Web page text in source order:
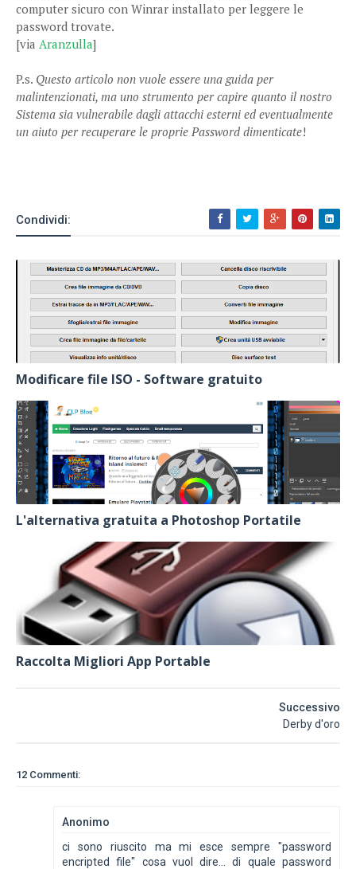
computer sicuro con Winrar installato per leggere le
password trovate.
[via Aranzulla]
P.s. Questo articolo non vuole essere una guida per
malintenzionati, ma uno strumento per capire quanto il nostro
Sistema sia vulnerabile dagli attacchi esterni ed eventualmente
un aiuto per recuperare le proprie Password dimenticate!
Condividi:
Modificare file ISO - Software gratuito
L'alternativa gratuita a Photoshop Portatile
Raccolta Migliori App Portable
Successivo
Derby d'oro
12 Commenti:
Anonimo
ci sono riuscito ma mi esce sempre "password
encripted file" cosa vuol dire... di quale password